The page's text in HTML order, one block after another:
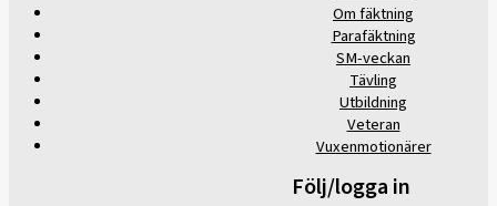
Om fäktning
Parafäktning
SM-veckan
Tävling
Utbildning
Veteran
Vuxenmotionärer
Följ/logga in